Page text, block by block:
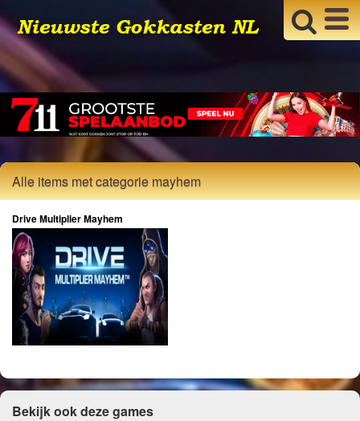
Alle items met categorie mayhem
Drive Multiplier Mayhem
Bekijk ook deze games